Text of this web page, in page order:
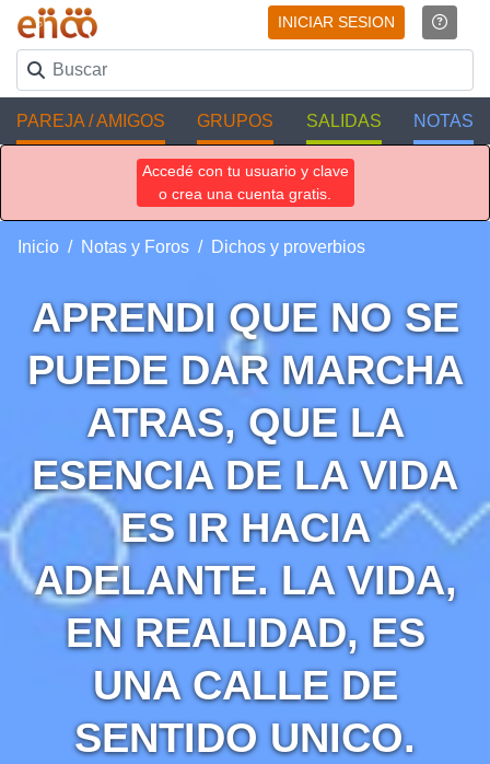
INICIAR SESION
PAREJA / AMIGOS GRUPOS SALIDAS NOTAS
Accedé con tu usuario y clave
o crea una cuenta gratis.
Inicio Notas y Foros Dichos y proverbios
APRENDI QUE NO SE
PUEDE DAR MARCHA
ATRAS, QUE LA
ESENCIA DE LA VIDA
ES IR HACIA
ADELANTE. LA VIDA,
EN REALIDAD, ES
UNA CALLE DE
SENTIDO UNICO.